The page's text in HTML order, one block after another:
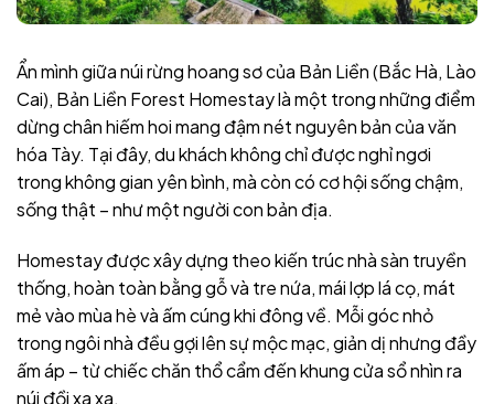
Ẩn mình giữa núi rừng hoang sơ của Bản Liền (Bắc Hà, Lào
Cai), Bản Liền Forest Homestay là một trong những điểm
dừng chân hiếm hoi mang đậm nét nguyên bản của văn
hóa Tày. Tại đây, du khách không chỉ được nghỉ ngơi
trong không gian yên bình, mà còn có cơ hội sống chậm,
sống thật – như một người con bản địa.
Homestay được xây dựng theo kiến trúc nhà sàn truyền
thống, hoàn toàn bằng gỗ và tre nứa, mái lợp lá cọ, mát
mẻ vào mùa hè và ấm cúng khi đông về. Mỗi góc nhỏ
trong ngôi nhà đều gợi lên sự mộc mạc, giản dị nhưng đầy
ấm áp – từ chiếc chăn thổ cẩm đến khung cửa sổ nhìn ra
núi đồi xa xa.